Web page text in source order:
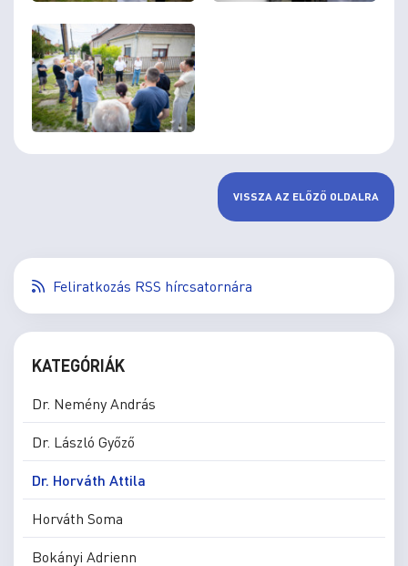
VISSZA AZ ELŐZŐ OLDALRA
Feliratkozás RSS hírcsatornára
KATEGÓRIÁK
Dr. Nemény András
Dr. László Győző
Dr. Horváth Attila
Horváth Soma
Bokányi Adrienn